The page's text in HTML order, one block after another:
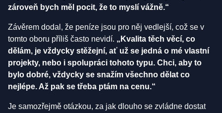
zároveň bych měl pocit, že to myslí vážně.“
Závěrem dodal, že peníze jsou pro něj vedlejší, což se v
tomto oboru příliš často nevidí. „Kvalita těch věcí, co
dělám, je vždycky stěžejní, ať už se jedná o mé vlastní
projekty, nebo i spolupráci tohoto typu. Chci, aby to
bylo dobré, vždycky se snažím všechno dělat co
nejlépe. Až pak se třeba ptám na cenu.“
Je samozřejmě otázkou, za jak dlouho se zvládne dostat